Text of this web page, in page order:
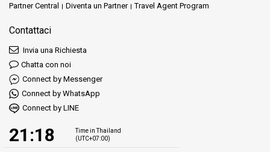
Partner Central Diventa un Partner Travel Agent Program
Contattaci
Invia una Richiesta
Chatta con noi
Connect by Messenger
Connect by WhatsApp
Connect by LINE
21:18
Time in Thailand
(UTC+07:00)